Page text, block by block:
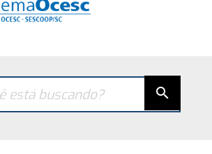
search